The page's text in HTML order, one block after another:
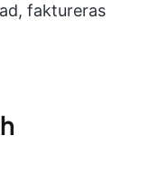
faktureras